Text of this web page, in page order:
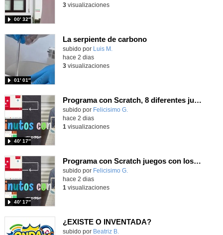
00′ 32″
3visualizaciones
La serpiente de carbono
Contenido educativo.
subido por Luis M.
01′ 01″
hace 2 dias
3visualizaciones
Programa con Scratch, 8 diferentes juegos para vivir la emoción de los partidos de España en el mundial 2026
Contenido educativo.
subido por Felicisimo G.
40′ 17″
hace 2 dias
1 visualizaciones
Programa con Scratch juegos con los partidos del mundial 2026 ganados por España
Contenido educativo.
subido por Felicisimo G.
40′ 17″
hace 2 dias
1 visualizaciones
¿EXISTE O INVENTADA?
Contenido educativo.
subido por Beatriz B.